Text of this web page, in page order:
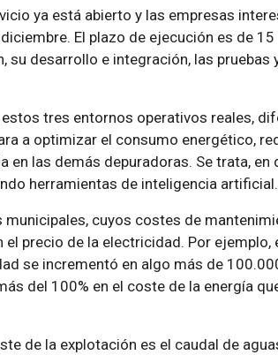
ya está abierto y las empresas
El plazo de ejecución es de 15
desarrollo e integración, las pruebas
tres entornos operativos reales,
a optimizar el consumo energético,
las demás depuradoras. Se trata, en
herramientas de inteligencia artificial.
cuyos costes de
precio de la electricidad. Por ejemplo,
se incrementó en algo más de
del 100% en el coste de la energía
de la explotación es el caudal de